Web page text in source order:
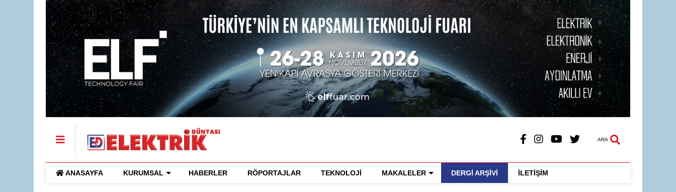
ARA
ANASAYFA KURUMSAL HABERLER RÖPORTAJLAR TEKNOLOJİ MAKALELER DERGİ ARŞİVİ İLETİŞİM